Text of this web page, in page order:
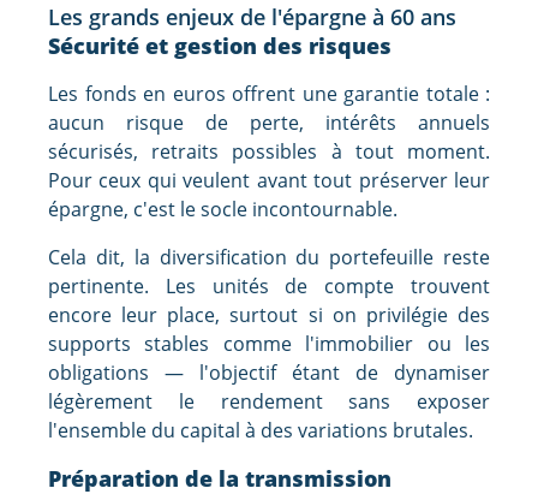
Les grands enjeux de l'épargne à 60 ans
Sécurité et gestion des risques
Les fonds en euros offrent une garantie totale :
aucun risque de perte, intérêts annuels
sécurisés, retraits possibles à tout moment.
Pour ceux qui veulent avant tout préserver leur
épargne, c'est le socle incontournable.
Cela dit, la diversification du portefeuille reste
pertinente. Les unités de compte trouvent
encore leur place, surtout si on privilégie des
supports stables comme l'immobilier ou les
obligations — l'objectif étant de dynamiser
légèrement le rendement sans exposer
l'ensemble du capital à des variations brutales.
Préparation de la transmission